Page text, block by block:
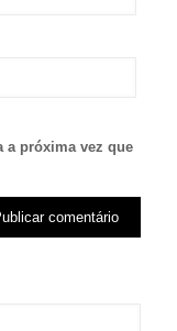
a próxima vez que